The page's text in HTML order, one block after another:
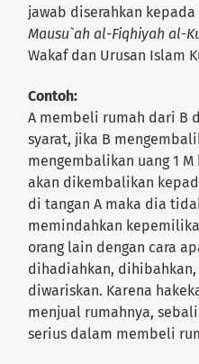
jawab diserahkan
Mausu`ah al-Fiqhiyah al-
Wakaf dan Urusan Islam
Contoh:
A membeli rumah dari B
syarat, jika B
mengembalikan uang 1
akan dikembalikan
di tangan A maka dia
memindahkan
orang lain dengan cara
dihadiahkan,
diwariskan. Karena
menjual rumahnya,
serius dalam membeli